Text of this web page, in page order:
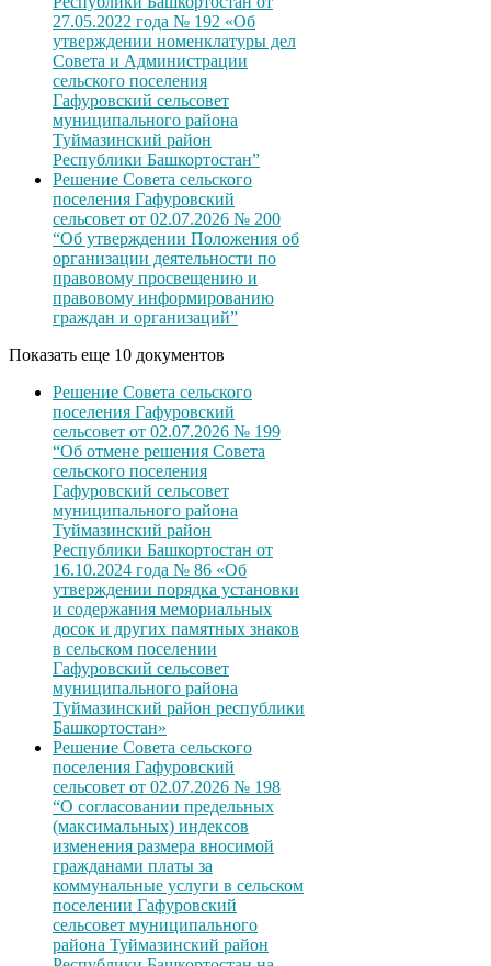
27.05.2022 года № 192 «Об
утверждении номенклатуры дел
Совета и Администрации
сельского поселения
Гафуровский сельсовет
муниципального района
Туймазинский район
Республики Башкортостан”
Решение Совета сельского
поселения Гафуровский
сельсовет от 02.07.2026 № 200
“Об утверждении Положения об
организации деятельности по
правовому просвещению и
правовому информированию
граждан и организаций”
Показать еще 10 документов
Решение Совета сельского
поселения Гафуровский
сельсовет от 02.07.2026 № 199
“Об отмене решения Совета
сельского поселения
Гафуровский сельсовет
муниципального района
Туймазинский район
Республики Башкортостан от
16.10.2024 года № 86 «Об
утверждении порядка установки
и содержания мемориальных
досок и других памятных знаков
в сельском поселении
Гафуровский сельсовет
муниципального района
Туймазинский район республики
Башкортостан»
Решение Совета сельского
поселения Гафуровский
сельсовет от 02.07.2026 № 198
“О согласовании предельных
(максимальных) индексов
изменения размера вносимой
гражданами платы за
коммунальные услуги в сельском
поселении Гафуровский
сельсовет муниципального
района Туймазинский район